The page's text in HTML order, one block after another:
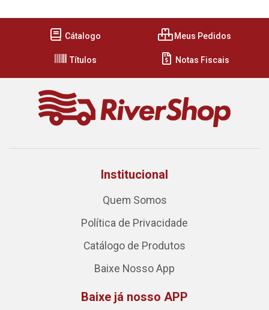
Cátalogo Meus Pedidos
Títulos Notas Fiscais
Institucional
Quem Somos
Política de Privacidade
Catálogo de Produtos
Baixe Nosso App
Baixe já nosso APP